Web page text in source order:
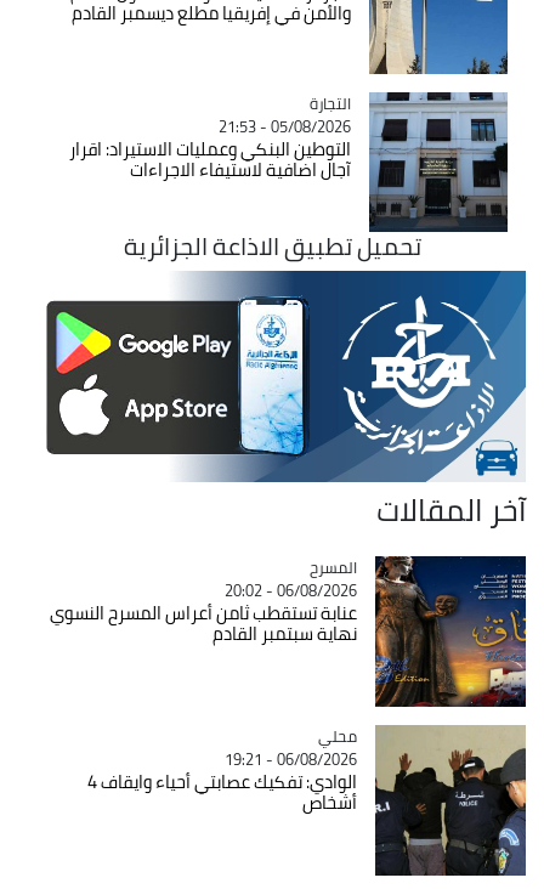
والأمن في إفريقيا مطلع ديسمبر القادم
Catégorie
التجارة
05/08/2026 - 21:53
التوطين البنكي وعمليات الاستيراد: اقرار
آجال اضافية لاستيفاء الاجراءات
تحميل تطبيق الاذاعة الجزائرية
آخر المقالات
Catégorie
المسرح
06/08/2026 - 20:02
عنابة تستقطب ثامن أعراس المسرح النسوي
نهاية سبتمبر القادم
Catégorie
محلي
06/08/2026 - 19:21
الوادي: تفكيك عصابتي أحياء وايقاف 4
أشخاص